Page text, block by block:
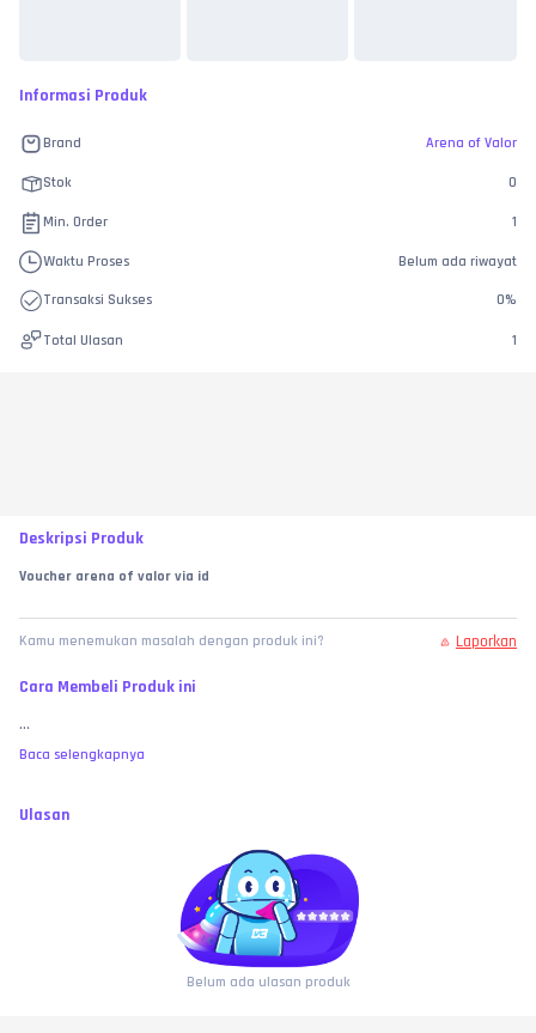
Informasi Produk
Brand Arena of Valor
Stok 0
Min. Order 1
Waktu Proses Belum ada riwayat
Transaksi Sukses 0%
Total Ulasan 1
Deskripsi Produk
Voucher arena of valor via id
Kamu menemukan masalah dengan produk ini? Laporkan
Cara Membeli Produk ini
...
Baca selengkapnya
Ulasan
Belum ada ulasan produk